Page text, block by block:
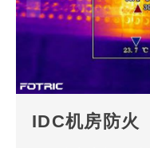
IDC机房防火